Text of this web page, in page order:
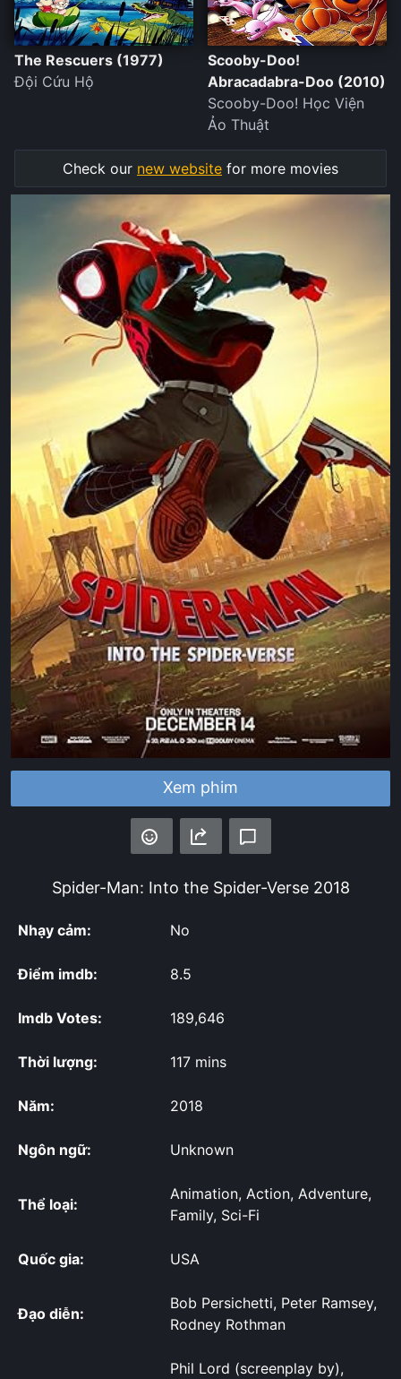
Xem phim
Spider-Man: Into the Spider-Verse2018
Nhạy cảm: No
Điểm imdb: 8.5
Imdb Votes: 189,646
Thời lượng: 117 mins
Năm: 2018
Ngôn ngữ: Unknown
Thể loại:
Animation, Action, Adventure,
Family, Sci-Fi
Quốc gia: USA
Đạo diễn:
Bob Persichetti, Peter Ramsey,
Rodney Rothman
Phil Lord (screenplay by),
The Rescuers (1977)
Đội Cứu Hộ
Scooby-Doo!
Abracadabra-Doo (2010)
Scooby-Doo! Học Viện
Ảo Thuật
Check our new website for more movies